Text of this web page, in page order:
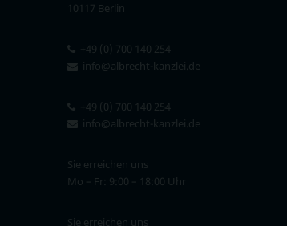
10117 Berlin
+49 (0) 700 140 254
info@albrecht-kanzlei.de
+49 (0) 700 140 254
info@albrecht-kanzlei.de
Sie erreichen uns
Mo – Fr: 9:00 – 18:00 Uhr
Sie erreichen uns